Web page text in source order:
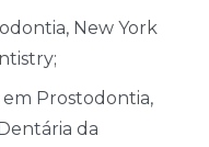
New York
em Prostodontia,
da